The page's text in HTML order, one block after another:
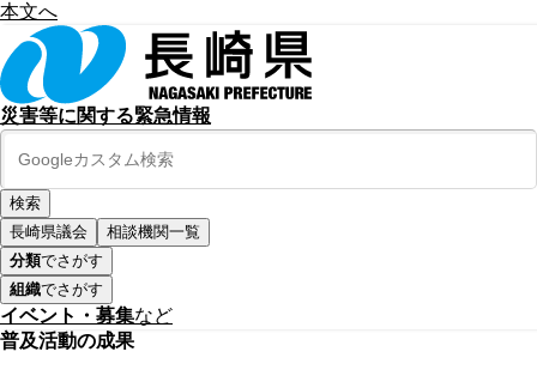
本文へ
災害等に関する緊急情報
長崎県議会
相談機関一覧
分類でさがす
組織でさがす
イベント・募集など
普及活動の成果